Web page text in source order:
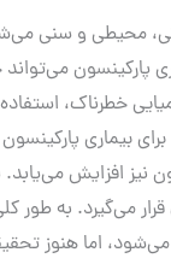
محیطی و سنی
می‌تواند
خطرناک،
بیماری
نیز افزایش
ابتلا به بیماری پارکینسون در افراد بالای ۶۰ سال
اما هنوز